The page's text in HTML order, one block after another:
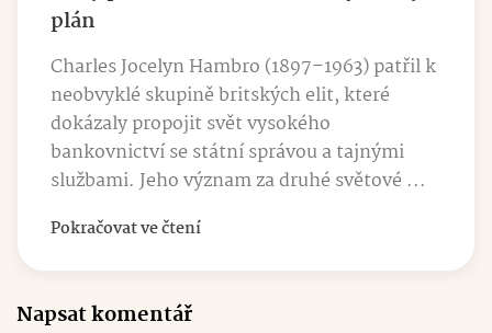
plán
Charles Jocelyn Hambro (1897–1963) patřil k
neobvyklé skupině britských elit, které
dokázaly propojit svět vysokého
bankovnictví se státní správou a tajnými
službami. Jeho význam za druhé světové ...
Pokračovat ve čtení
Napsat komentář